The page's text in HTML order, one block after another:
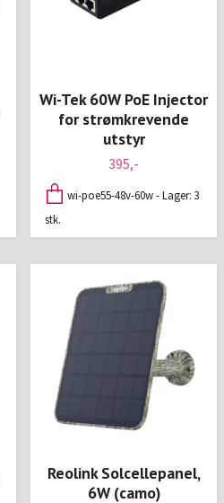
Wi-Tek 60W PoE Injector
for strømkrevende
utstyr
395,-
wi-poe55-48v-60w - Lager: 3
stk.
Reolink Solcellepanel,
6W (camo)